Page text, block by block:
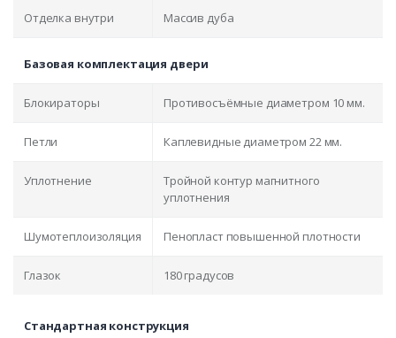
Отделка внутри Массив дуба
Базовая комплектация двери
Блокираторы Противосъёмные диаметром 10 мм.
Петли Каплевидные диаметром 22 мм.
Уплотнение
Тройной контур магнитного
уплотнения
Шумотеплоизоляция Пенопласт повышенной плотности
Глазок 180 градусов
Стандартная конструкция